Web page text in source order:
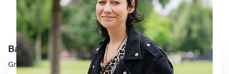
Barbara Stöhr
Grafik